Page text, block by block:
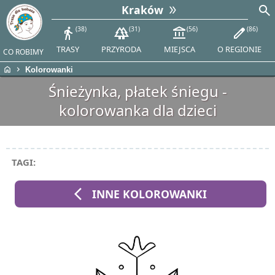
CO ROBIMY
Kraków
directions_walk 38
TRASY
forest 31
PRZYRODA
account_balance 56
MIEJSCA
edit 86
O REGIONIE
search
home chevron_right Kolorowanki
Śnieżynka, płatek śniegu -
kolorowanka dla dzieci
TAGI:
arrow_back_ios INNE KOLOROWANKI